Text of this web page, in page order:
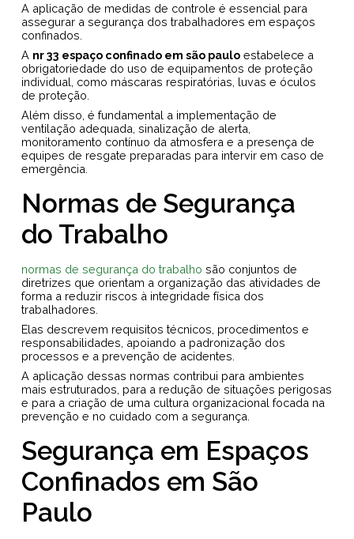
A aplicação de medidas de controle é essencial para
assegurar a segurança dos trabalhadores em espaços
confinados.
A nr 33 espaço confinado em são paulo estabelece a
obrigatoriedade do uso de equipamentos de proteção
individual, como máscaras respiratórias, luvas e óculos
de proteção.
Além disso, é fundamental a implementação de
ventilação adequada, sinalização de alerta,
monitoramento contínuo da atmosfera e a presença de
equipes de resgate preparadas para intervir em caso de
emergência.
Normas de Segurança
do Trabalho
normas de segurança do trabalho são conjuntos de
diretrizes que orientam a organização das atividades de
forma a reduzir riscos à integridade física dos
trabalhadores.
Elas descrevem requisitos técnicos, procedimentos e
responsabilidades, apoiando a padronização dos
processos e a prevenção de acidentes.
A aplicação dessas normas contribui para ambientes
mais estruturados, para a redução de situações perigosas
e para a criação de uma cultura organizacional focada na
prevenção e no cuidado com a segurança.
Segurança em Espaços
Confinados em São
Paulo